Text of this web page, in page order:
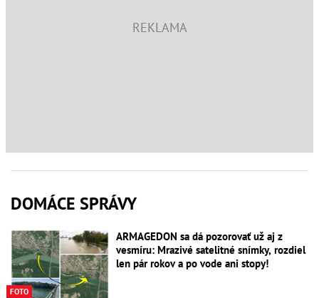
DOMÁCE SPRÁVY
FOTO
ARMAGEDON sa dá pozorovať už aj z
vesmíru: Mrazivé satelitné snímky, rozdiel
len pár rokov a po vode ani stopy!